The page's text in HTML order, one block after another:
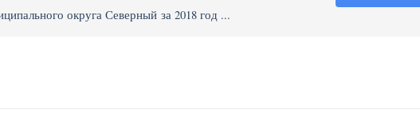
округа Северный за 2018 год ...